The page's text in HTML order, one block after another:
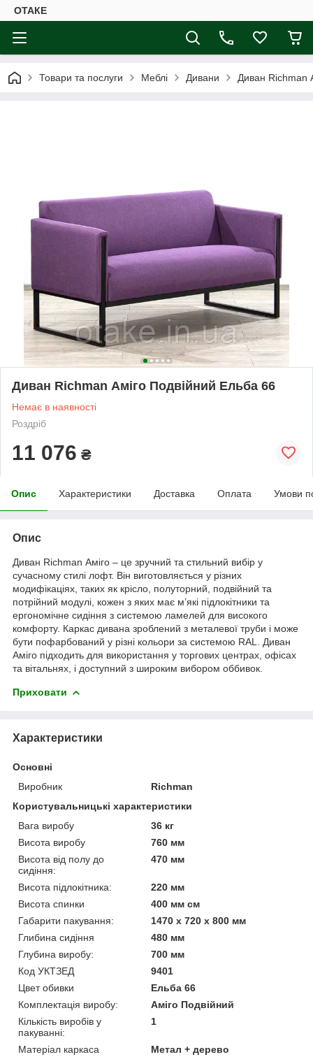
ОТАКЕ
Товари та послуги Меблі Дивани Диван Richman
Диван Richman Аміго Подвійний Ельба 66
Немає в наявності
Роздріб
11 076 ₴
Опис Характеристики Доставка Оплата Умови
Опис
Диван Richman Аміго – це зручний та стильний вибір у
сучасному стилі лофт. Він виготовляється у різних
модифікаціях, таких як крісло, полуторний, подвійний та
потрійний модулі, кожен з яких має м’які підлокітники та
ергономічне сидіння з системою ламелей для високого
комфорту. Каркас дивана зроблений з металевої труби і може
бути пофарбований у різні кольори за системою RAL. Диван
Аміго підходить для використання у торгових центрах, офісах
та вітальнях, і доступний з широким вибором оббивок.
Приховати
Характеристики
Основні
Виробник
Richman
Користувальницькі характеристики
Вага виробу
36 кг
Висота виробу
760 мм
Висота від полу до
сидіння:
470 мм
Висота підлокітника:
220 мм
Висота спинки
400 мм см
Габарити пакування:
1470 x 720 x 800 мм
Глибина сидіння
480 мм
Глубина виробу:
700 мм
Код УКТЗЕД
9401
Цвет обивки
Ельба 66
Комплектація виробу:
Аміго Подвійний
Кількість виробів у
пакуванні:
1
Матеріал каркаса
Метал + дерево